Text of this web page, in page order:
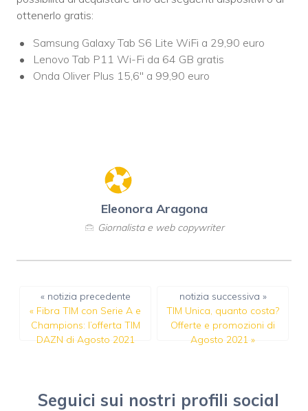
ottenerlo gratis:
Samsung Galaxy Tab S6 Lite WiFi a 29,90 euro
Lenovo Tab P11 Wi-Fi da 64 GB gratis
Onda Oliver Plus 15,6″ a 99,90 euro
Eleonora Aragona
Giornalista e web copywriter
« notizia precedente
« Fibra TIM con Serie A e
Champions: l’offerta TIM
DAZN di Agosto 2021
notizia successiva »
TIM Unica, quanto costa?
Offerte e promozioni di
Agosto 2021 »
Seguici sui nostri profili social